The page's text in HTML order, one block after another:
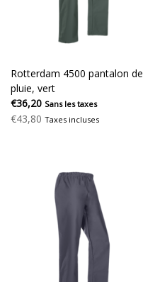
Rotterdam 4500 pantalon de
pluie, vert
€36,20 Sans les taxes
€43,80 Taxes incluses